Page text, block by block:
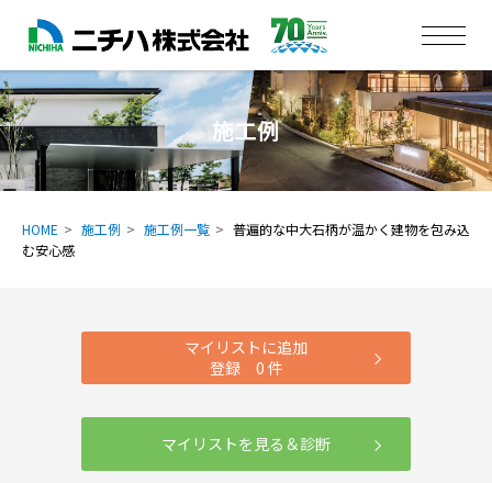
施工例
HOME 施工例 施工例一覧
普遍的な中大石柄が温かく建物を包み込
む安心感
マイリストに追加
登録 0 件
マイリストを見る＆診断